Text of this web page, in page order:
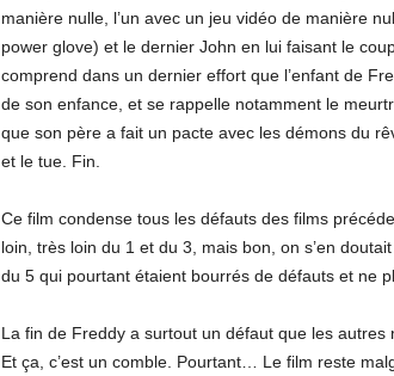
manière nulle, l’un avec un jeu vidéo de manière
power glove) et le dernier John en lui faisant le
comprend dans un dernier effort que l’enfant de
de son enfance, et se rappelle notamment le
que son père a fait un pacte avec les démons du
et le tue. Fin.
Ce film condense tous les défauts des films
loin, très loin du 1 et du 3, mais bon, on s’en
du 5 qui pourtant étaient bourrés de défauts et ne
La fin de Freddy a surtout un défaut que les autres
Et ça, c’est un comble. Pourtant… Le film reste